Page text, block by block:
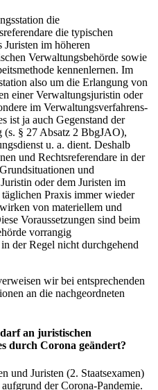
die
die typischen
Juristen im höheren
Verwaltungsbehörde sowie
kennenlernen. Im
also um die Erlangung von
einer Verwaltungsjuristin oder
im Verwaltungsverfahrens-
ist ja auch Gegenstand der
(s. § 27 Absatz 2 BbgJAO),
u. a. dient. Deshalb
und Rechtsreferendare in der
und
oder dem Juristen im
Praxis immer wieder
von materiellem und
Voraussetzungen sind beim
vorrangig
der Regel nicht durchgehend
wir bei entsprechenden
an die nachgeordneten
an juristischen
durch Corona geändert?
und Juristen (2. Staatsexamen)
der Corona-Pandemie.